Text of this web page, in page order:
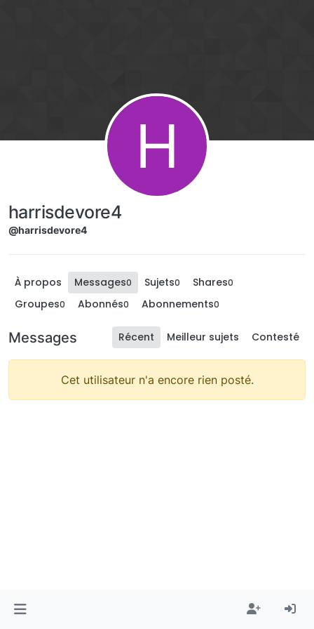
H
harrisdevore4
@harrisdevore4
À propos Messages0 Sujets0 Shares0
Groupes0 Abonnés0 Abonnements0
Messages Récent Meilleur sujets Contesté
Cet utilisateur n'a encore rien posté.